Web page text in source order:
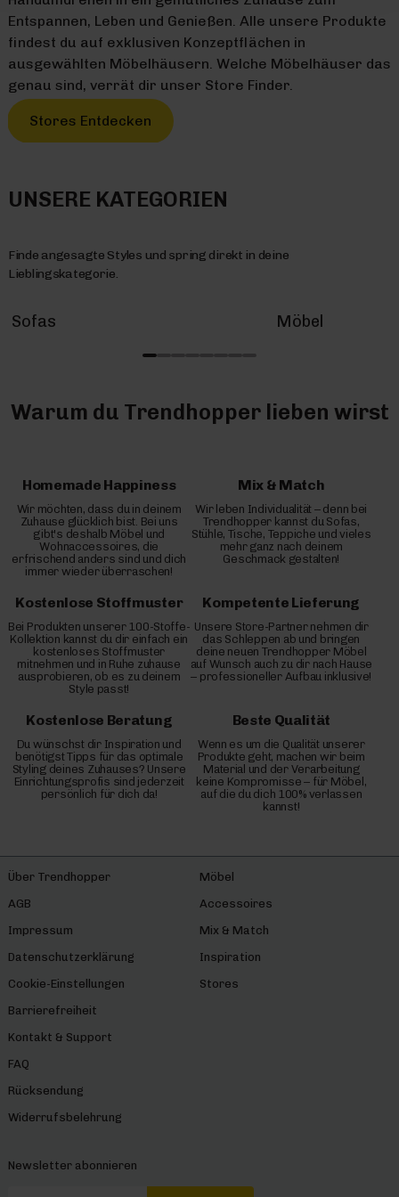
Entspannen, Leben und Genießen. Alle unsere Produkte
findest du auf exklusiven Konzeptflächen in
ausgewählten Möbelhäusern. Welche Möbelhäuser das
genau sind, verrät dir unser Store Finder.
Stores Entdecken
UNSERE KATEGORIEN
Finde angesagte Styles und spring direkt in deine
Lieblingskategorie.
Sofas Möbel
Warum du Trendhopper lieben wirst
Homemade Happiness
Wir möchten, dass du in deinem
Zuhause glücklich bist. Bei uns
gibt's deshalb Möbel und
Wohnaccessoires, die
erfrischend anders sind und dich
immer wieder überraschen!
Mix & Match
Wir leben Individualität – denn bei
Trendhopper kannst du Sofas,
Stühle, Tische, Teppiche und vieles
mehr ganz nach deinem
Geschmack gestalten!
Kostenlose Stoffmuster
Bei Produkten unserer 100-Stoffe-
Kollektion kannst du dir einfach ein
kostenloses Stoffmuster
mitnehmen und in Ruhe zuhause
ausprobieren, ob es zu deinem
Style passt!
Kompetente Lieferung
Unsere Store-Partner nehmen dir
das Schleppen ab und bringen
deine neuen Trendhopper Möbel
auf Wunsch auch zu dir nach Hause
– professioneller Aufbau inklusive!
Kostenlose Beratung
Du wünschst dir Inspiration und
benötigst Tipps für das optimale
Styling deines Zuhauses? Unsere
Einrichtungsprofis sind jederzeit
persönlich für dich da!
Beste Qualität
Wenn es um die Qualität unserer
Produkte geht, machen wir beim
Material und der Verarbeitung
keine Kompromisse – für Möbel,
auf die du dich 100% verlassen
kannst!
Über Trendhopper
AGB
Impressum
Datenschutzerklärung
Cookie-Einstellungen
Barrierefreiheit
Kontakt & Support
FAQ
Rücksendung
Widerrufsbelehrung
Möbel
Accessoires
Mix & Match
Inspiration
Stores
Newsletter abonnieren